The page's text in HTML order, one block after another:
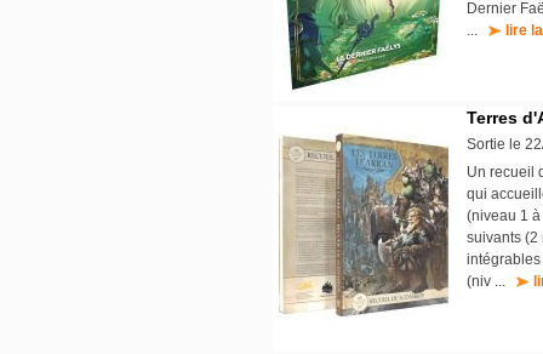
Dernier
...
lire
Terres
Sortie le
Un recueil
qui
(niveau 1
suivants (2
(niv ...